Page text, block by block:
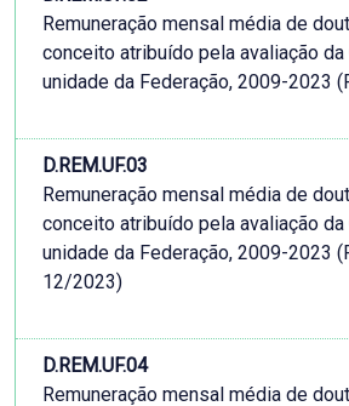
Remuneração mensal média de
conceito atribuído pela avaliação da
unidade da Federação, 2009-2023
D.REM.UF.03
Remuneração mensal média de
conceito atribuído pela avaliação da
unidade da Federação, 2009-2023
12/2023)
D.REM.UF.04
Remuneração mensal média de